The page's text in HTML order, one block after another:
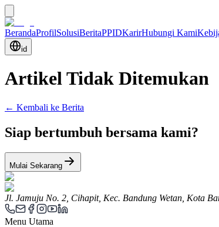
BerandaProfilSolusiBeritaPPIDKarirHubungi Kami
id
Artikel Tidak Ditemukan
← Kembali ke Berita
Siap bertumbuh bersama kami?
Mulai Sekarang
Jl. Jamuju No. 2, Cihapit, Kec. Bandung Wetan, Kota
Menu Utama